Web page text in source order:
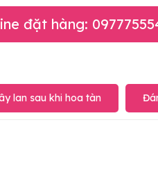
đặt hàng:
lan sau khi hoa tàn